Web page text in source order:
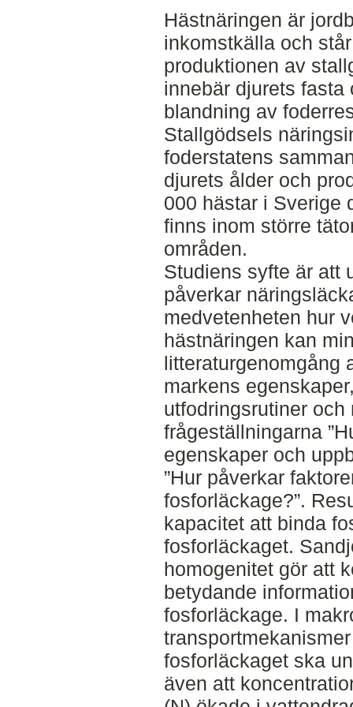
Hästnäringen är
inkomstkälla och
produktionen av
innebär djurets
blandning av
Stallgödsels
foderstatens
djurets ålder och
000 hästar i Sverige
finns inom större
områden.
Studiens syfte är att
påverkar
medvetenheten hur
hästnäringen kan
litteraturgenomgång
markens
utfodringsrutiner
frågeställningarna
egenskaper och
”Hur påverkar
fosforläckage?”.
kapacitet att binda
fosforläckaget.
homogenitet gör att
betydande
fosforläckage. I
fosforläckaget ska
även att